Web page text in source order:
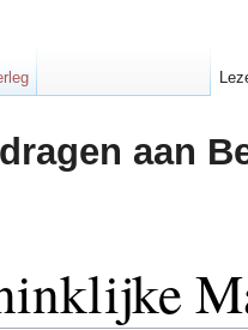
aan